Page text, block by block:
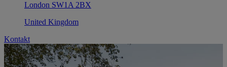
London SW1A 2BX
United Kingdom
Kontakt